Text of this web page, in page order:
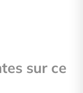
sur ce